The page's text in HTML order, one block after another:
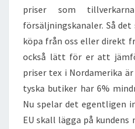
priser som
försäljningskanaler. Så
köpa från oss eller direkt
också lätt för er att
priser tex i Nordamerika
tyska butiker har 6%
Nu spelar det egentligen
EU skall lägga på